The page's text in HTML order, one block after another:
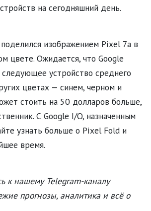
на сегодняшний день.
изображением Pixel 7a в
цвете. Ожидается, что Google
устройство среднего
цветах — синем, черном и
стоить на 50 долларов больше,
С Google I/O, назначенным
узнать больше о Pixel Fold и
время.
к нашему Telegram-каналу
прогнозы, аналитика и всё о